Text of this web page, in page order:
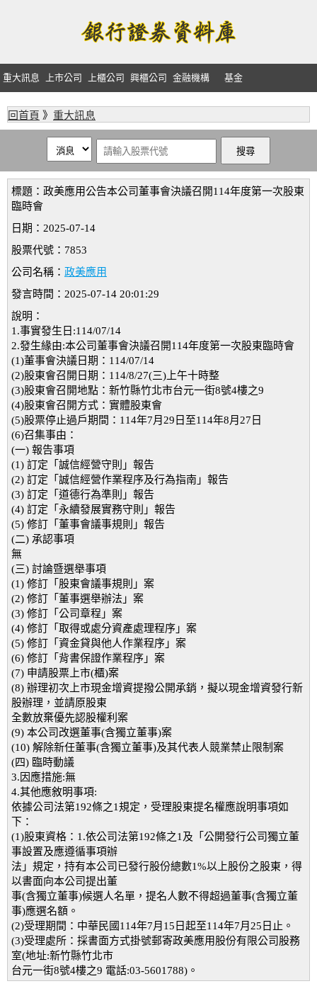
重大訊息 上市公司 上櫃公司 興櫃公司 金融機構 基金
回首頁 》 重大訊息
標題：政美應用公告本公司董事會決議召開114年度第一次股東
臨時會
日期：2025-07-14
股票代號：7853
公司名稱： 政美應用
發言時間：2025-07-14 20:01:29
說明：
1.事實發生日:114/07/14
2.發生緣由:本公司董事會決議召開114年度第一次股東臨時會
(1)董事會決議日期：114/07/14
(2)股東會召開日期：114/8/27(三)上午十時整
(3)股東會召開地點：新竹縣竹北市台元一街8號4樓之9
(4)股東會召開方式：實體股東會
(5)股票停止過戶期間：114年7月29日至114年8月27日
(6)召集事由：
(一) 報告事項
(1) 訂定「誠信經營守則」報告
(2) 訂定「誠信經營作業程序及行為指南」報告
(3) 訂定「道德行為準則」報告
(4) 訂定「永續發展實務守則」報告
(5) 修訂「董事會議事規則」報告
(二) 承認事項
無
(三) 討論暨選舉事項
(1) 修訂「股東會議事規則」案
(2) 修訂「董事選舉辦法」案
(3) 修訂「公司章程」案
(4) 修訂「取得或處分資產處理程序」案
(5) 修訂「資金貸與他人作業程序」案
(6) 修訂「背書保證作業程序」案
(7) 申請股票上市(櫃)案
(8) 辦理初次上市現金增資提撥公開承銷，擬以現金增資發行新
股辦理，並請原股東
全數放棄優先認股權利案
(9) 本公司改選董事(含獨立董事)案
(10) 解除新任董事(含獨立董事)及其代表人競業禁止限制案
(四) 臨時動議
3.因應措施:無
4.其他應敘明事項:
依據公司法第192條之1規定，受理股東提名權應說明事項如
下：
(1)股東資格：1.依公司法第192條之1及「公開發行公司獨立董
事設置及應遵循事項辦
法」規定，持有本公司已發行股份總數1%以上股份之股東，得
以書面向本公司提出董
事(含獨立董事)候選人名單，提名人數不得超過董事(含獨立董
事)應選名額。
(2)受理期間：中華民國114年7月15日起至114年7月25日止。
(3)受理處所：採書面方式掛號郵寄政美應用股份有限公司股務
室(地址:新竹縣竹北市
台元一街8號4樓之9 電話:03-5601788)。